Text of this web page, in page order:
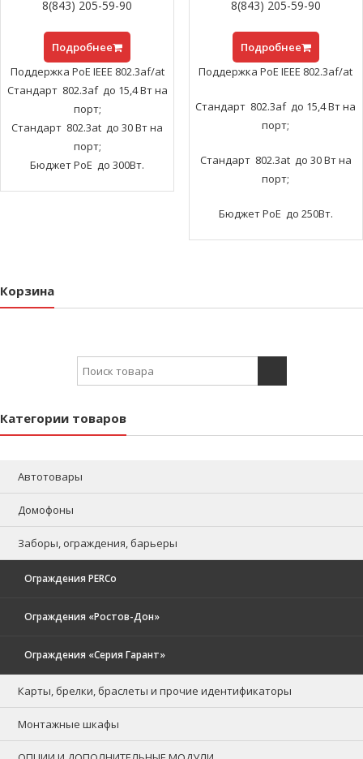
8(843) 205-59-90
Подробнее
Поддержка PoE IEEE 802.3af/at
Стандарт 802.3af до 15,4 Вт на
порт;
Стандарт 802.3at до 30 Вт на
порт;
Бюджет PoE до 300Вт.
8(843) 205-59-90
Подробнее
Поддержка PoE IEEE 802.3af/at
Стандарт 802.3af до 15,4 Вт на
порт;
Стандарт 802.3at до 30 Вт на
порт;
Бюджет PoE до 250Вт.
Корзина
Search for:
Категории товаров
Автотовары
Домофоны
Заборы, ограждения, барьеры
Ограждения PERCo
Ограждения «Ростов-Дон»
Ограждения «Серия Гарант»
Карты, брелки, браслеты и прочие идентификаторы
Монтажные шкафы